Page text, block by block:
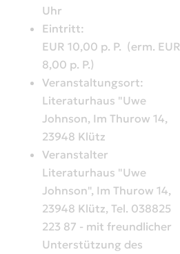
Uhr
Eintritt:
EUR 10,00 p. P. (erm. EUR
8,00 p. P.)
Veranstaltungsort:
Literaturhaus "Uwe
Johnson, Im Thurow 14,
23948 Klütz
Veranstalter
Literaturhaus "Uwe
Johnson", Im Thurow 14,
23948 Klütz, Tel. 038825
223 87 - mit freundlicher
Unterstützung des